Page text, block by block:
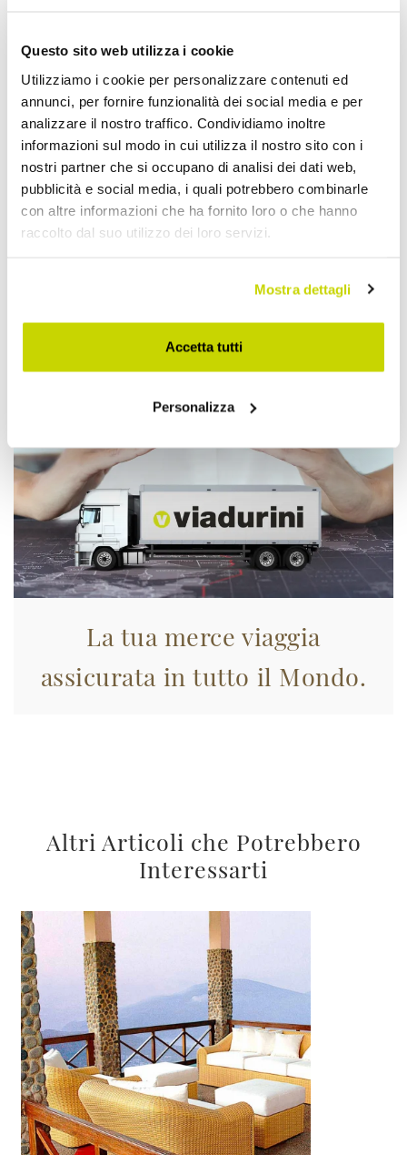
Questo sito web utilizza i cookie
Utilizziamo i cookie per personalizzare contenuti ed
annunci, per fornire funzionalità dei social media e per
analizzare il nostro traffico. Condividiamo inoltre
informazioni sul modo in cui utilizza il nostro sito con i
nostri partner che si occupano di analisi dei dati web,
pubblicità e social media, i quali potrebbero combinarle
con altre informazioni che ha fornito loro o che hanno
raccolto dal suo utilizzo dei loro servizi.
Mostra dettagli
Accetta tutti
Personalizza
Approfittane subito!
La tua merce viaggia
assicurata in tutto il Mondo.
Altri Articoli che Potrebbero
Interessarti